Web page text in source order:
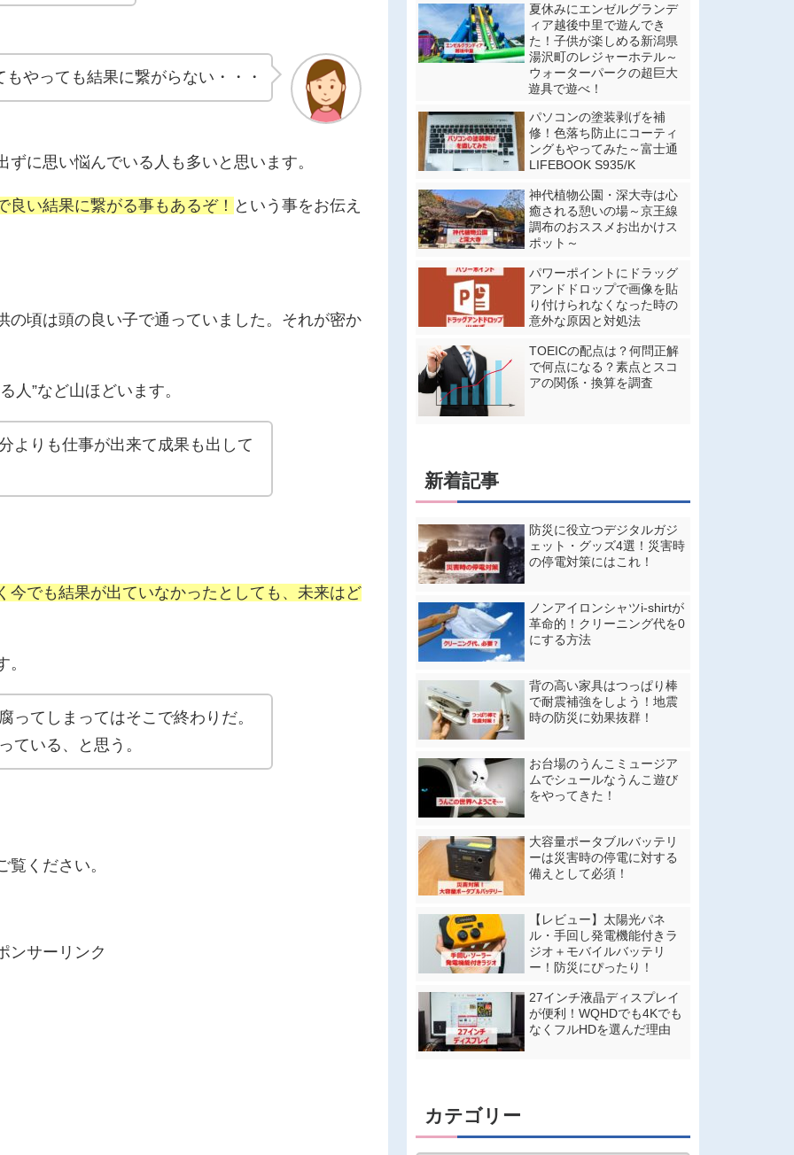
もやっても結果に繋がらない・・・
に思い悩んでいる人も多いと思います。
い結果に繋がる事もあるぞ！ という事をお伝え
の頃は頭の良い子で通っていました。それが密か
人”など山ほどいます。
よりも仕事が出来て成果も出して
今でも結果が出ていなかったとしても、未来はど
ってしまってはそこで終わりだ。
ている、と思う。
ください。
ンサーリンク
夏休みにエンゼルグランデ
ィア越後中里で遊んでき
た！子供が楽しめる新潟県
湯沢町のレジャーホテル～
ウォーターパークの超巨大
遊具で遊べ！
パソコンの塗装剥げを補
修！色落ち防止にコーティ
ングもやってみた～富士通
LIFEBOOK S935/K
神代植物公園・深大寺は心
癒される憩いの場～京王線
調布のおススメお出かけス
ポット～
パワーポイントにドラッグ
アンドドロップで画像を貼
り付けられなくなった時の
意外な原因と対処法
TOEICの配点は？何問正解
で何点になる？素点とスコ
アの関係・換算を調査
新着記事
防災に役立つデジタルガジ
ェット・グッズ4選！災害時
の停電対策にはこれ！
ノンアイロンシャツi-shirtが
革命的！クリーニング代を0
にする方法
背の高い家具はつっぱり棒
で耐震補強をしよう！地震
時の防災に効果抜群！
お台場のうんこミュージア
ムでシュールなうんこ遊び
をやってきた！
大容量ポータブルバッテリ
ーは災害時の停電に対する
備えとして必須！
【レビュー】太陽光パネ
ル・手回し発電機能付きラ
ジオ＋モバイルバッテリ
ー！防災にぴったり！
27インチ液晶ディスプレイ
が便利！WQHDでも4Kでも
なくフルHDを選んだ理由
カテゴリー